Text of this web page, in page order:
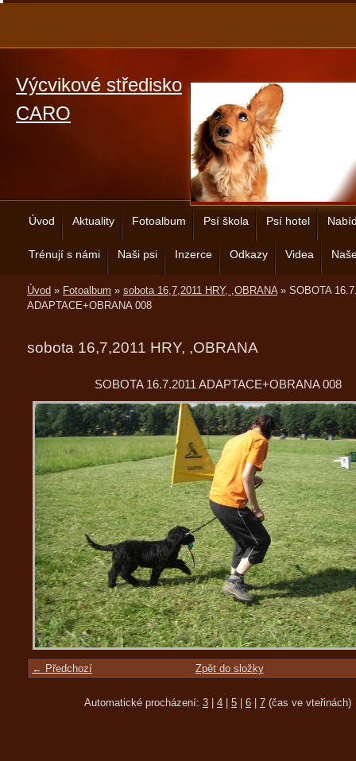
Výcvikové středisko
CARO
Úvod Aktuality Fotoalbum Psí škola Psí hotel
Trénují s námi Naši psi Inzerce Odkazy Videa
Úvod » Fotoalbum » sobota 16,7,2011 HRY, ,OBRANA» SOBOTA
ADAPTACE+OBRANA 008
sobota 16,7,2011 HRY, ,OBRANA
SOBOTA 16.7.2011 ADAPTACE+OBRANA 008
← Předchozí Zpět do složky
Automatické procházení: 3 4 5 6 7 (čas ve vteřinách)